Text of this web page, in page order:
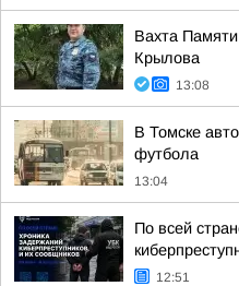
Вахта
Крылова
13:08
В Томске
футбола
13:04
По всей
12:51